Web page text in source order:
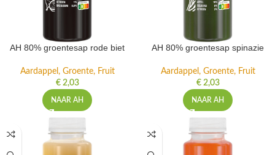
AH 80% groentesap rode biet
Aardappel, Groente, Fruit
€2,03
NAAR AH
AH 80% groentesap spinazie
Aardappel, Groente, Fruit
€2,03
NAAR AH